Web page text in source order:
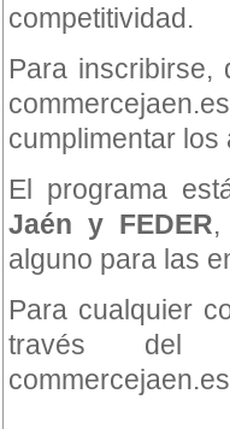
competitividad.
Para inscribirse,
cumplimentar los
El programa
Jaén y FEDER,
alguno para las
Para cualquier
través del
commercejaen.es